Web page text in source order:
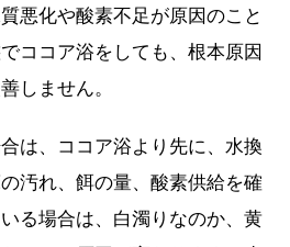
悪化や酸素不足が原因のこと
ココア浴をしても、根本原因
しません。
は、ココア浴より先に、水換
汚れ、餌の量、酸素供給を確
る場合は、白濁りなのか、黄